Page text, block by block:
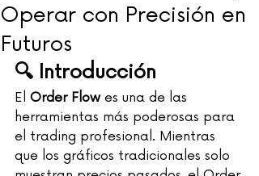
Operar con Precisión en
Futuros
🔍 Introducción
El Order Flow es una de las
herramientas más poderosas para
el trading profesional. Mientras
que los gráficos tradicionales solo